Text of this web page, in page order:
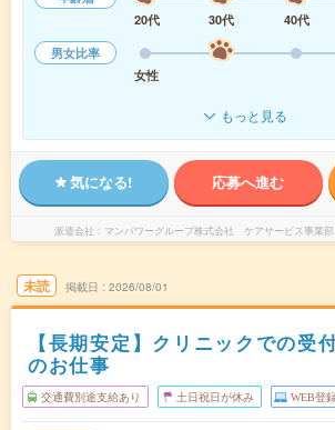
20代
30代 40代
男女比率
女性
もっと見る
気になる! 応募へ進む
派遣会社 マンパワーグループ株式会社 ケアサービス事業
未読 掲載日 2026/08/01
【長期安定】クリニックでの受
のお仕事
交通費別途支給あり 土日祝日が休み WEB登